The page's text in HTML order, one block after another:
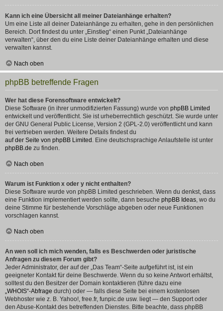
Kann ich eine Übersicht all meiner Dateianhänge erhalten?
Um eine Liste all deiner Dateianhänge zu erhalten, gehe in den persönlichen
Bereich. Dort findest du unter „Einstieg“ einen Punkt „Dateianhänge
verwalten“, über den du eine Liste deiner Dateianhänge erhalten und diese
verwalten kannst.
Nach oben
phpBB betreffende Fragen
Wer hat diese Forensoftware entwickelt?
Diese Software (in ihrer unmodifizierten Fassung) wurde von phpBB Limited
entwickelt und veröffentlicht. Sie ist urheberrechtlich geschützt. Sie wurde unter
der GNU General Public License, Version 2 (GPL-2.0) veröffentlicht und kann
frei vertrieben werden. Weitere Details findest du
auf der Seite von phpBB Limited . Eine deutschsprachige Anlaufstelle ist unter
phpBB.de zu finden.
Nach oben
Warum ist Funktion x oder y nicht enthalten?
Diese Software wurde von phpBB Limited geschrieben. Wenn du denkst, dass
eine Funktion implementiert werden sollte, dann besuche phpBB Ideas, wo du
deine Stimme für bestehende Vorschläge abgeben oder neue Funktionen
vorschlagen kannst.
Nach oben
An wen soll ich mich wenden, falls es Beschwerden oder juristische
Anfragen zu diesem Forum gibt?
Jeder Administrator, der auf der „Das Team“-Seite aufgeführt ist, ist ein
geeigneter Kontakt für deine Beschwerde. Wenn du so keine Antwort erhältst,
solltest du den Besitzer der Domain kontaktieren (führe dazu eine
„WHOIS“-Abfrage durch) oder — falls diese Seite bei einem kostenlosen
Webhoster wie z. B. Yahoo!, free.fr, funpic.de usw. liegt — den Support oder
den Abuse-Kontakt des betreffenden Dienstes. Bitte beachte, dass phpBB